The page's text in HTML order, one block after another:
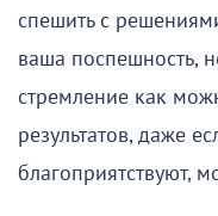
спешить с
ваша поспешность,
стремление как
результатов, даже
благоприятствуют,